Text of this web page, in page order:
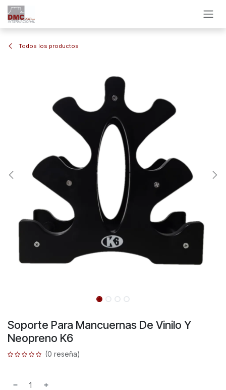
Todos los productos
Soporte Para Mancuernas De Vinilo Y
Neopreno K6
(0 reseña)